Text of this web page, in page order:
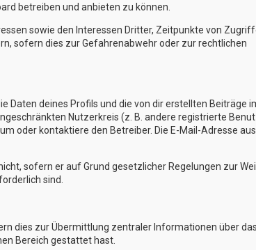
betreiben und anbieten zu können.
sowie den Interessen Dritter, Zeitpunkte von
sofern dies zur Gefahrenabwehr oder zur rechtlichen
Daten deines Profils und die von dir erstellten Beiträge
Nutzerkreis (z. B. andere registrierte
oder kontaktiere den Betreiber. Die E-Mail-Adresse
sofern er auf Grund gesetzlicher Regelungen zur
sind.
dies zur Übermittlung zentraler Informationen über
Bereich gestattet hast.